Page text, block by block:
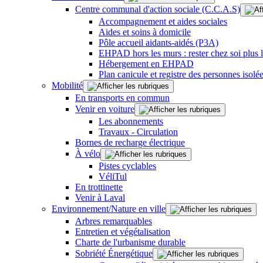
Centre communal d'action sociale (C.C.A.S)
Accompagnement et aides sociales
Aides et soins à domicile
Pôle accueil aidants-aidés (P3A)
EHPAD hors les murs : rester chez soi plus
Hébergement en EHPAD
Plan canicule et registre des personnes
Mobilité
En transports en commun
Venir en voiture
Les abonnements
Travaux - Circulation
Bornes de recharge électrique
À vélo
Pistes cyclables
VéliTul
En trottinette
Venir à Laval
Environnement/Nature en ville
Arbres remarquables
Entretien et végétalisation
Charte de l'urbanisme durable
Sobriété Énergétique